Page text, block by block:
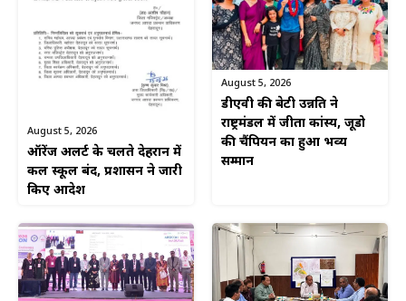
August 5, 2026
ऑरेंज अलर्ट के चलते देहरादून में
कल स्कूल बंद, प्रशासन ने जारी
किए आदेश
August 5, 2026
डीएवी की बेटी उन्नति ने
राष्ट्रमंडल में जीता कांस्य, जूडो
की चैंपियन का हुआ भव्य
सम्मान